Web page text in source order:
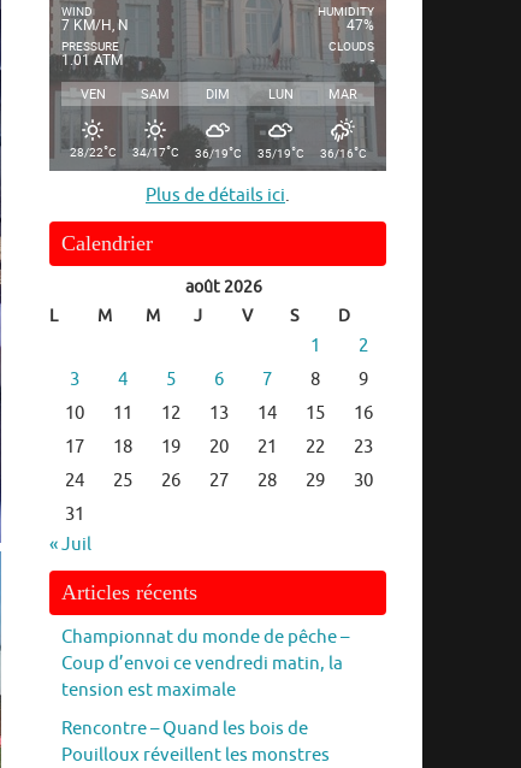
WIND
7 KM/H, N
PRESSURE
1.01 ATM
HUMIDITY
47%
CLOUDS
-
VEN SAM DIM LUN MAR
28/22°C 34/17°C 36/19°C 35/19°C 36/16°C
Plus de détails ici.
Calendrier
août 2026
L
M M J V S D
1
2
3
4 5 6 7 8
9
10
11 12 13 14 15
16
17
18 19 20 21 22
23
24
25 26 27 28 29
30
31
« Juil
Articles récents
Championnat du monde de pêche –
Coup d’envoi ce vendredi matin, la
tension est maximale
Rencontre – Quand les bois de
Pouilloux réveillent les monstres